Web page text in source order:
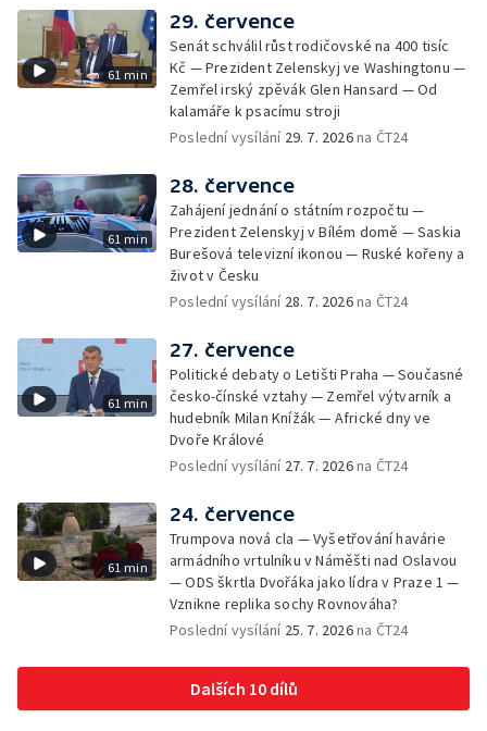
61 min
29. července
Senát schválil růst rodičovské na 400 tisíc
Kč — Prezident Zelenskyj ve Washingtonu —
Zemřel irský zpěvák Glen Hansard — Od
kalamáře k psacímu stroji
Poslední vysílání 29. 7. 2026na ČT24
61 min
28. července
Zahájení jednání o státním rozpočtu —
Prezident Zelenskyj v Bílém domě — Saskia
Burešová televizní ikonou — Ruské kořeny a
život v Česku
Poslední vysílání 28. 7. 2026na ČT24
61 min
27. července
Politické debaty o Letišti Praha — Současné
česko-čínské vztahy — Zemřel výtvarník a
hudebník Milan Knížák — Africké dny ve
Dvoře Králové
Poslední vysílání 27. 7. 2026na ČT24
61 min
24. července
Trumpova nová cla — Vyšetřování havárie
armádního vrtulníku v Náměšti nad Oslavou
— ODS škrtla Dvořáka jako lídra v Praze 1 —
Vznikne replika sochy Rovnováha?
Poslední vysílání 25. 7. 2026na ČT24
Dalších 10 dílů